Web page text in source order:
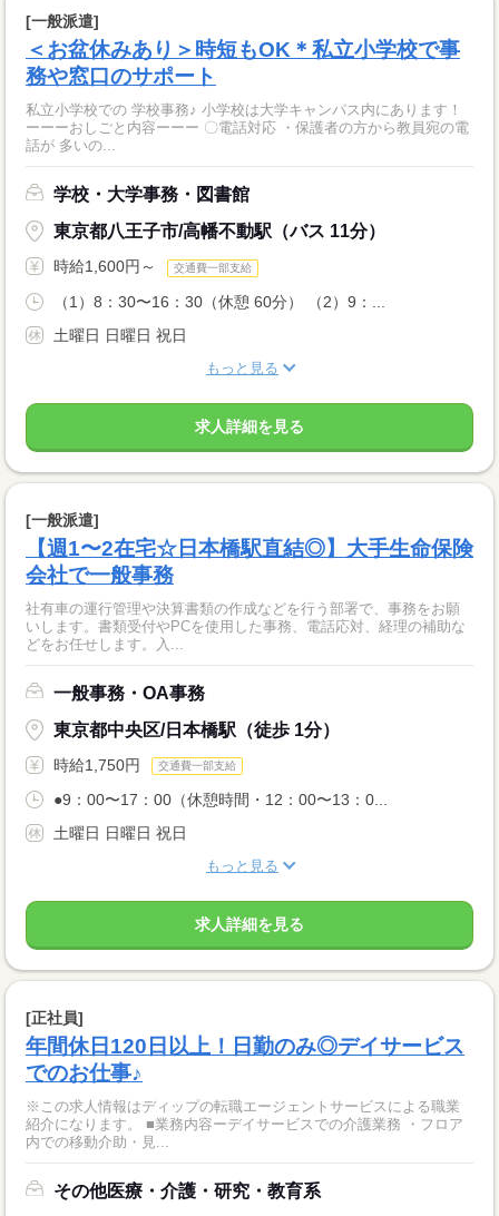
[一般派遣]
＜お盆休みあり＞時短もOK＊私立小学校で事
務や窓口のサポート
私立小学校での 学校事務♪ 小学校は大学キャンパス内にあります！
ーーーおしごと内容ーーー 〇電話対応 ・保護者の方から教員宛の電
話が 多いの...
学校・大学事務・図書館
東京都八王子市/高幡不動駅（バス 11分）
時給1,600円～ 交通費一部支給
（1）8：30〜16：30（休憩 60分） （2）9：...
土曜日 日曜日 祝日
もっと見る
求人詳細を見る
[一般派遣]
【週1〜2在宅☆日本橋駅直結◎】大手生命保険
会社で一般事務
社有車の運行管理や決算書類の作成などを行う部署で、事務をお願
いします。書類受付やPCを使用した事務、電話応対、経理の補助な
どをお任せします。入...
一般事務・OA事務
東京都中央区/日本橋駅（徒歩 1分）
時給1,750円 交通費一部支給
●9：00〜17：00（休憩時間・12：00〜13：0...
土曜日 日曜日 祝日
もっと見る
求人詳細を見る
[正社員]
年間休日120日以上！日勤のみ◎デイサービス
でのお仕事♪
※この求人情報はディップの転職エージェントサービスによる職業
紹介になります。 ■業務内容ーデイサービスでの介護業務 ・フロア
内での移動介助・見...
その他医療・介護・研究・教育系